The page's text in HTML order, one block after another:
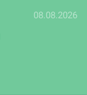
08.08.2026